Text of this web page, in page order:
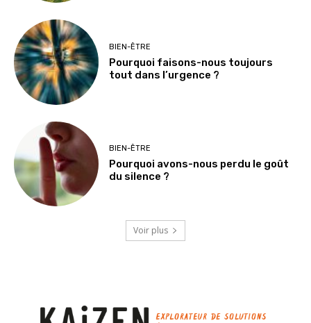
BIEN-ÊTRE
Pourquoi faisons-nous toujours
tout dans l’urgence ?
BIEN-ÊTRE
Pourquoi avons-nous perdu le goût
du silence ?
Voir plus